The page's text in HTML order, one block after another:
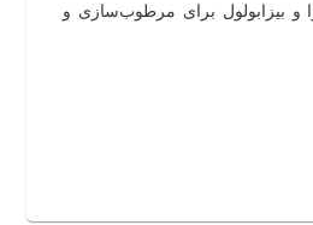
و بیزابولول برای مرطوب‌سازی و